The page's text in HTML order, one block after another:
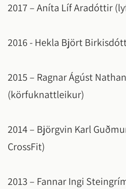
2017 – Aníta Líf Aradóttir
2016 - Hekla Björt
2015 – Ragnar Ágúst
(körfuknattleikur)
2014 – Björgvin Karl
CrossFit)
2013 – Fannar Ingi